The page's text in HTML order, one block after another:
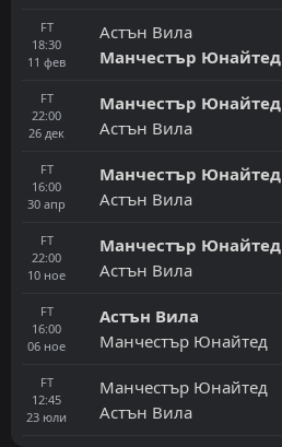
FT
18:30
11 фев
Астън Вила
Манчестър Юнайтед
FT
22:00
26 дек
Манчестър Юнайтед
Астън Вила
FT
16:00
30 апр
Манчестър Юнайтед
Астън Вила
FT
22:00
10 ное
Манчестър Юнайтед
Астън Вила
FT
16:00
06 ное
Астън Вила
Манчестър Юнайтед
FT
12:45
23 юли
Манчестър Юнайтед
Астън Вила